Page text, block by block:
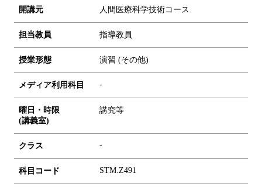
開講元 人間医療科学技術コース
担当教員 指導教員
授業形態 演習 (その他)
メディア利用科目 -
曜日・時限
(講義室)
講究等
クラス -
科目コード STM.Z491